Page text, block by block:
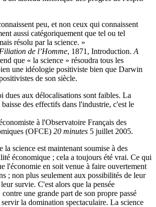
peu, et non ceux qui connaissent
aussi catégoriquement que tel ou tel
résolu par la science. »
de l’Homme, 1871, Introduction. A
que « la science » résoudra tous les
une idéologie positiviste bien que Darwin
de son siècle.
dues aux délocalisations sont faibles. La
des effectifs dans l'industrie, c'est le
à l'Observatoire Français des
(OFCE) 20 minutes 5 juillet 2005.
la science est maintenant soumise à des
économique ; cela a toujours été vrai. Ce qui
l'économie en soit venue à faire ouvertement
; non plus seulement aux possibilités de leur
survie. C'est alors que la pensée
une grande part de son propre passé
la domination spectaculaire. La science